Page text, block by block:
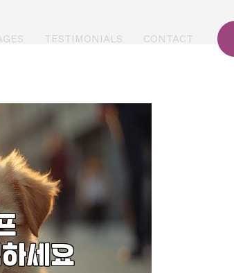
TESTIMONIALS CONTACT